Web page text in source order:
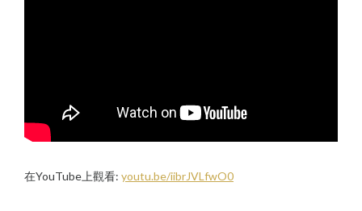
在YouTube上觀看: youtu.be/iibrJVLfwO0